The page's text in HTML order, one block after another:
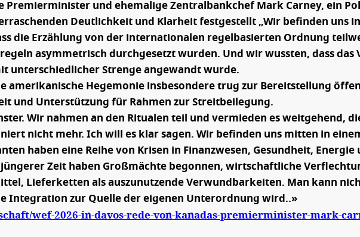
Premierminister und ehemalige Zentralbankchef Mark Carney, ein
Deutlichkeit und Klarheit festgestellt „Wir befinden uns
die Erzählung von der internationalen regelbasierten Ordnung
asymmetrisch durchgesetzt wurden. Und wir wussten, dass
unterschiedlicher Strenge angewandt wurde.
amerikanische Hegemonie insbesondere trug zur Bereitstellung
und Unterstützung für Rahmen zur Streitbeilegung.
Wir nahmen an den Ritualen teil und vermieden es weitgehend,
nicht mehr. Ich will es klar sagen. Wir befinden uns mitten in
haben eine Reihe von Krisen in Finanzwesen, Gesundheit,
Zeit haben Großmächte begonnen, wirtschaftliche
Lieferketten als auszunutzende Verwundbarkeiten. Man kann
Integration zur Quelle der eigenen Unterordnung wird..»
wef-2026-in-davos-rede-von-kanadas-premierminister-mark-